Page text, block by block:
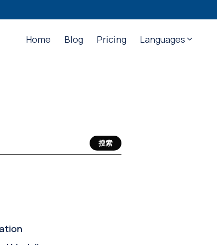
Home Blog Pricing Languages
搜索